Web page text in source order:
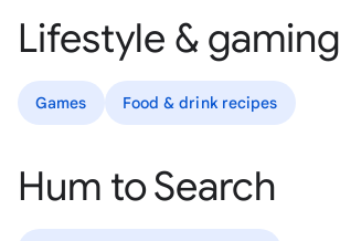
Lifestyle & gaming
Games Food & drink recipes
Hum to Search